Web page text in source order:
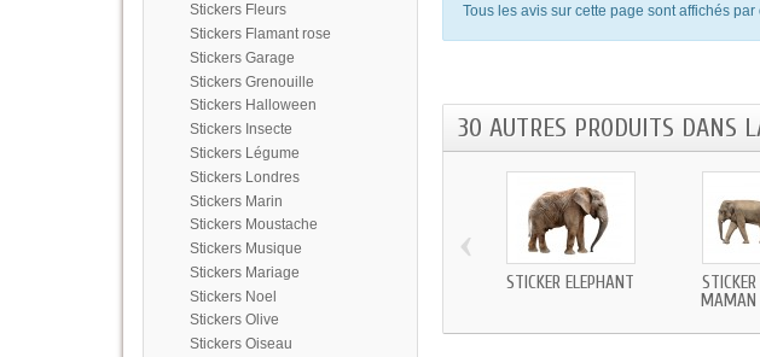
Stickers Fleurs
Stickers Flamant rose
Stickers Garage
Stickers Grenouille
Stickers Halloween
Stickers Insecte
Stickers Légume
Stickers Londres
Stickers Marin
Stickers Moustache
Stickers Musique
Stickers Mariage
Stickers Noel
Stickers Olive
Stickers Oiseau
Tous les avis sur cette page sont affichés
30 AUTRES PRODUITS DANS
STICKER ÉLÉPHANT
MAMAN
‹